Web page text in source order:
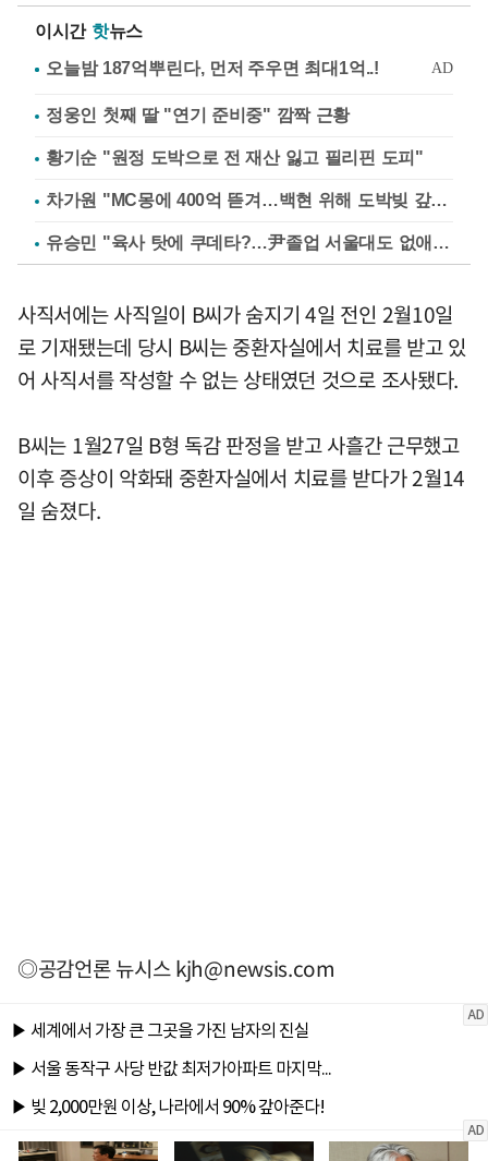
이시간 핫뉴스
정웅인 첫째 딸 "연기 준비중" 깜짝 근황
황기순 "원정 도박으로 전 재산 잃고 필리핀 도피"
차가원 "MC몽에 400억 뜯겨…백현 위해 도박빚 갚아줘"
유승민 "육사 탓에 쿠데타?…尹졸업 서울대도 없애나"
사직서에는 사직일이 B씨가 숨지기 4일 전인 2월10일
로 기재됐는데 당시 B씨는 중환자실에서 치료를 받고 있
어 사직서를 작성할 수 없는 상태였던 것으로 조사됐다.
B씨는 1월27일 B형 독감 판정을 받고 사흘간 근무했고
이후 증상이 악화돼 중환자실에서 치료를 받다가 2월14
일 숨졌다.
◎공감언론 뉴시스kjh@newsis.com